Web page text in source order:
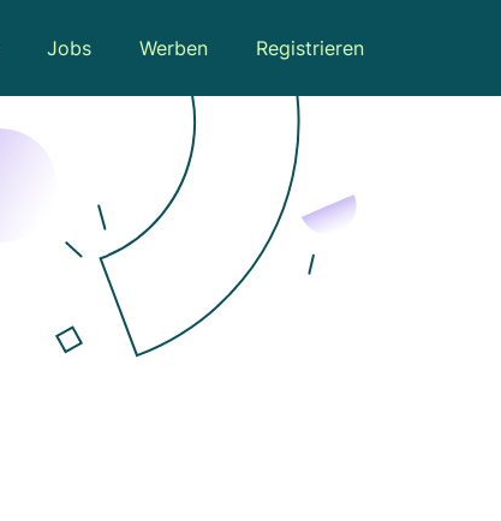
Jobs Werben Registrieren